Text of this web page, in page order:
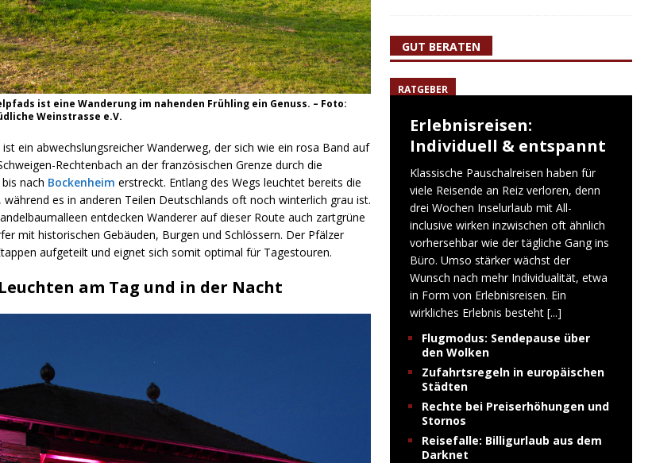
ist eine Wanderung im nahenden Frühling ein Genuss. – Foto:
Weinstrasse e.V.
ist ein abwechslungsreicher Wanderweg, der sich wie ein rosa Band auf
Rechtenbach an der französischen Grenze durch die
nach Bockenheim erstreckt. Entlang des Wegs leuchtet bereits die
es in anderen Teilen Deutschlands oft noch winterlich grau ist.
entdecken Wanderer auf dieser Route auch zartgrüne
mit historischen Gebäuden, Burgen und Schlössern. Der Pfälzer
aufgeteilt und eignet sich somit optimal für Tagestouren.
am Tag und in der Nacht
GUT BERATEN
RATGEBER
Erlebnisreisen:
Individuell & entspannt
Klassische Pauschalreisen haben für
viele Reisende an Reiz verloren, denn
drei Wochen Inselurlaub mit All-
inclusive wirken inzwischen oft ähnlich
vorhersehbar wie der tägliche Gang ins
Büro. Umso stärker wächst der
Wunsch nach mehr Individualität, etwa
in Form von Erlebnisreisen. Ein
wirkliches Erlebnis besteht [...]
Flugmodus: Sendepause über
den Wolken
Zufahrtsregeln in europäischen
Städten
Rechte bei Preiserhöhungen und
Stornos
Reisefalle: Billigurlaub aus dem
Darknet